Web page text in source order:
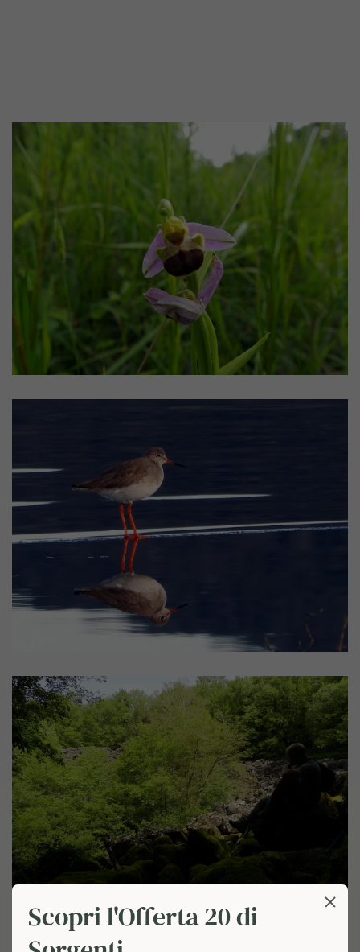
Scopri l'Offerta 20 di